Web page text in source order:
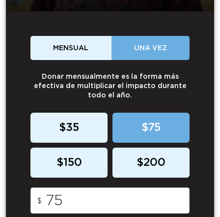
MENSUAL UNA VEZ
Donar mensualmente es la forma más
efectiva de multiplicar el impacto durante
todo el año.
$35 $75
$150 $200
$